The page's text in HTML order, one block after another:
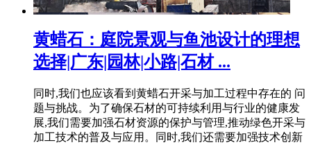
黄蜡石：庭院景观与鱼池设计的理想
选择|广东|园林|小路|石材 ...
同时,我们也应该看到黄蜡石开采与加工过程中存在的 问
题与挑战。为了确保石材的可持续利用与行业的健康发
展,我们需要加强石材资源的保护与管理,推动绿色开采与
加工技术的普及与应用。同时,我们还需要加强技术创新